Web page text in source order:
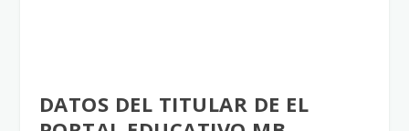
DATOS DEL TITULAR DE EL